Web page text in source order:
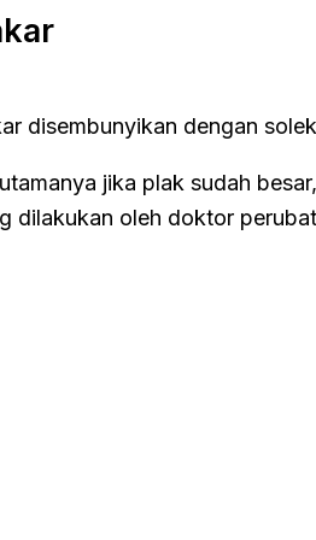
disembunyikan dengan
jika plak sudah
dilakukan oleh doktor